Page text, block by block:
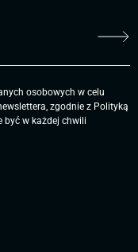
osobowych w celu
zgodnie z Polityką
być w każdej chwili